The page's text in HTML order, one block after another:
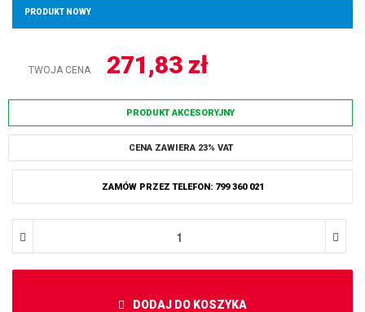
PRODUKT NOWY
TWOJA CENA 271,83 zł
PRODUKT AKCESORYJNY
CENA ZAWIERA 23% VAT
ZAMÓW PRZEZ TELEFON: 799 360 021
DODAJ DO KOSZYKA